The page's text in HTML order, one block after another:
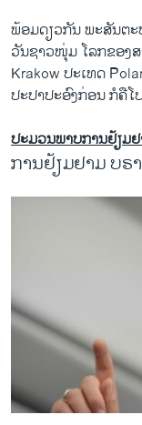
ພ້ອມດຽວກັນ ພະສັນຕະ
ວັນຊາວໜຸ່ມ ໂລກຂອງ
Krakow ປະເທດ
ປະປາປະອົງກ່ອນ ກໍຄືໂ
ປະມວນພາບການຢ້ຽມ
ການຢ້ຽມຢາມ ບ